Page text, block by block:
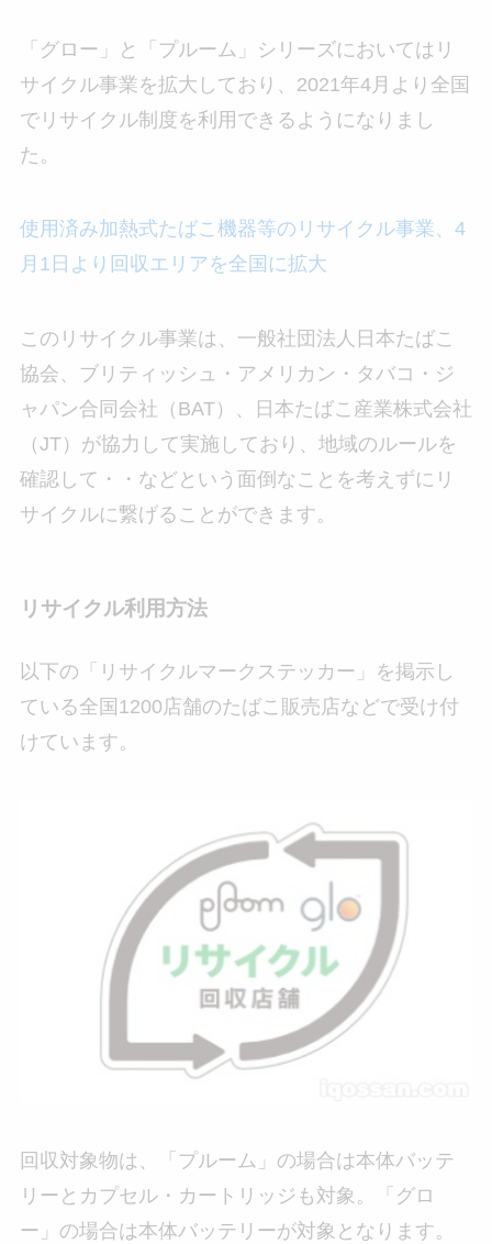
「グロー」と「プルーム」シリーズにおいてはリ
サイクル事業を拡大しており、2021年4月より全国
でリサイクル制度を利用できるようになりまし
た。
使用済み加熱式たばこ機器等のリサイクル事業、4
月1日より回収エリアを全国に拡大
このリサイクル事業は、一般社団法人日本たばこ
協会、ブリティッシュ・アメリカン・タバコ・ジ
ャパン合同会社（BAT）、日本たばこ産業株式会社
（JT）が協力して実施しており、地域のルールを
確認して・・などという面倒なことを考えずにリ
サイクルに繋げることができます。
リサイクル利用方法
以下の「リサイクルマークステッカー」を掲示し
ている全国1200店舗のたばこ販売店などで受け付
けています。
回収対象物は、「プルーム」の場合は本体バッテ
リーとカプセル・カートリッジも対象。「グロ
ー」の場合は本体バッテリーが対象となります。